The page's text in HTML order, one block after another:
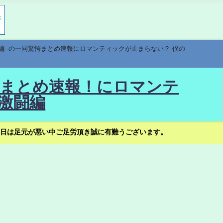
の一同驚愕まとめ速報にロマンティックが止まらない？-僕の
とめ速報！にロマンテ
闘編
足元が悪い中ご足労頂き誠に有難うございます。